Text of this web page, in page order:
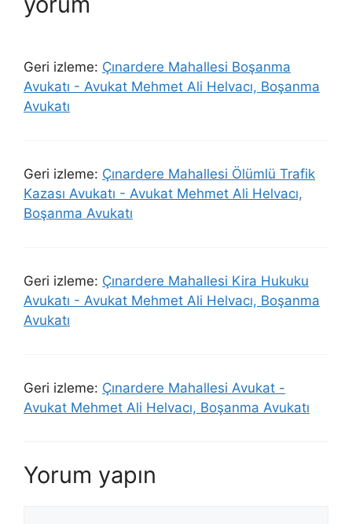
Geri izleme: Çınardere Mahallesi Boşanma
Avukatı - Avukat Mehmet Ali Helvacı, Boşanma
Avukatı
Geri izleme: Çınardere Mahallesi Ölümlü Trafik
Kazası Avukatı - Avukat Mehmet Ali Helvacı,
Boşanma Avukatı
Geri izleme: Çınardere Mahallesi Kira Hukuku
Avukatı - Avukat Mehmet Ali Helvacı, Boşanma
Avukatı
Geri izleme: Çınardere Mahallesi Avukat -
Avukat Mehmet Ali Helvacı, Boşanma Avukatı
Yorum yapın